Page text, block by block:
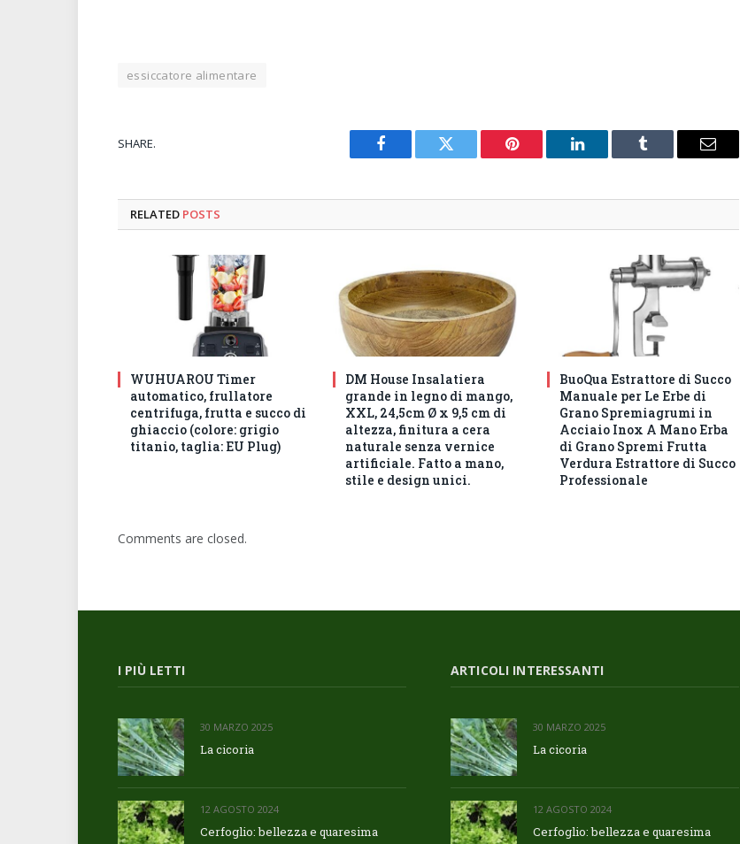
essiccatore alimentare
SHARE.
Facebook Twitter Pinterest LinkedIn Tumblr Email
RELATED POSTS
WUHUAROU Timer
automatico, frullatore
centrifuga, frutta e succo di
ghiaccio (colore: grigio
titanio, taglia: EU Plug)
DM House Insalatiera
grande in legno di mango,
XXL, 24,5cm Ø x 9,5 cm di
altezza, finitura a cera
naturale senza vernice
artificiale. Fatto a mano,
stile e design unici.
BuoQua Estrattore di Succo
Manuale per Le Erbe di
Grano Spremiagrumi in
Acciaio Inox A Mano Erba
di Grano Spremi Frutta
Verdura Estrattore di Succo
Professionale
Comments are closed.
I PIÙ LETTI
30 MARZO 2025
La cicoria
12 AGOSTO 2024
Cerfoglio: bellezza e quaresima
ARTICOLI INTERESSANTI
30 MARZO 2025
La cicoria
12 AGOSTO 2024
Cerfoglio: bellezza e quaresima